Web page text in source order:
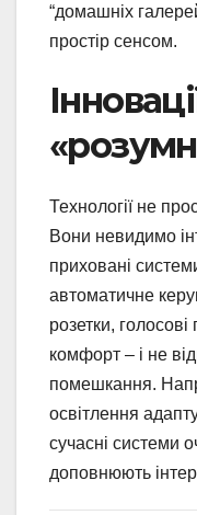
“домашніх
простір сенсом.
Технології не
Вони невидимо
приховані
автоматичне
розетки,
комфорт – і не
помешкання.
освітлення
сучасні системи
доповнюють